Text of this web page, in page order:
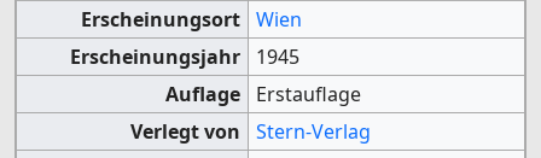
Erscheinungsort
Wien
Erscheinungsjahr
1945
Auflage
Erstauflage
Verlegt von
Stern-Verlag